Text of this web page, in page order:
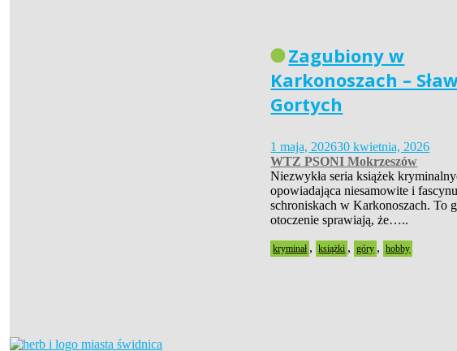
Zagubiony w
Karkonoszach –
Gortych
1 maja, 202630 kwietnia, 2026
WTZ PSONI Mokrzeszów
Niezwykła seria książek
opowiadająca niesamowite i
schroniskach w Karkonoszach. To
otoczenie sprawiają, że…..
kryminał , książki , góry , hobby